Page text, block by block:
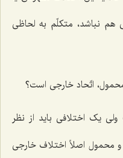
هم نباشد، متکلّم به لحاظی
اتّحاد خارجی است؟
یک اختلافی باید از نظر
محمول اصلاً اختلاف خارجی